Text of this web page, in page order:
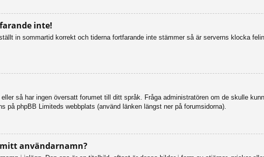
inte!
in sommartid korrekt och tiderna fortfarande inte stämmer så är serverns klocka
så har ingen översatt forumet till ditt språk. Fråga administratören om de skulle
på phpBB Limiteds webbplats (använd länken längst ner på forumsidorna).
användarnamn?